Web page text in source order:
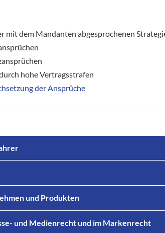
mit dem Mandanten abgesprochenen
hohe Vertragsstrafen
der Ansprüche
und Produkten
und Medienrecht und im Markenrecht